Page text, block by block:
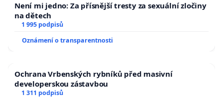
Není mi jedno: Za přísnější tresty za sexuální zločiny
na dětech
1 995 podpisů
Oznámení o transparentnosti
Ochrana Vrbenských rybníků před masivní
developerskou zástavbou
1 311 podpisů